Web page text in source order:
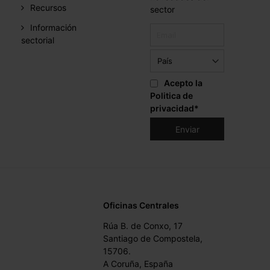
Recursos
Información
sectorial
sector
Acepto la
Politica de
privacidad*
Oficinas Centrales
Rúa B. de Conxo, 17
Santiago de Compostela,
15706.
A Coruña, España